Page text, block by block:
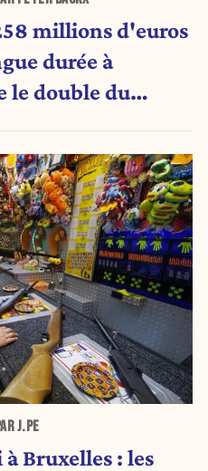
millions d'euros
durée à
le double du
J.PE
Bruxelles : les